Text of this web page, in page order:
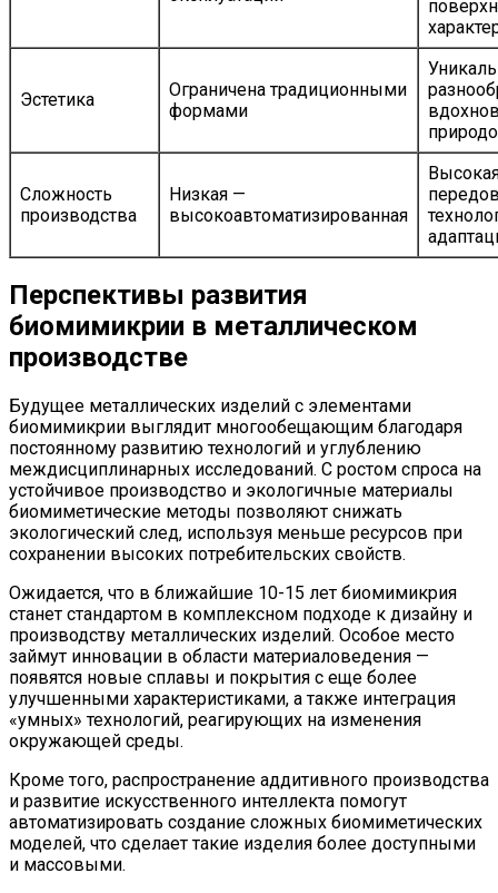
Эстетика
Ограничена традиционными
формами
Сложность
производства
Низкая —
высокоавтоматизированная
Перспективы развития
биомимикрии в металлическом
производстве
Будущее металлических изделий с элементами
биомимикрии выглядит многообещающим благодаря
постоянному развитию технологий и углублению
междисциплинарных исследований. С ростом спроса на
устойчивое производство и экологичные материалы
биомиметические методы позволяют снижать
экологический след, используя меньше ресурсов при
сохранении высоких потребительских свойств.
Ожидается, что в ближайшие 10-15 лет биомимикрия
станет стандартом в комплексном подходе к дизайну и
производству металлических изделий. Особое место
займут инновации в области материаловедения —
появятся новые сплавы и покрытия с еще более
улучшенными характеристиками, а также интеграция
«умных» технологий, реагирующих на изменения
окружающей среды.
Кроме того, распространение аддитивного производства
и развитие искусственного интеллекта помогут
автоматизировать создание сложных биомиметических
моделей, что сделает такие изделия более доступными
и массовыми.